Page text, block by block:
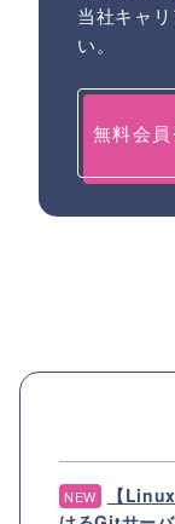
当社キャ
い。
無料会
NEW
【